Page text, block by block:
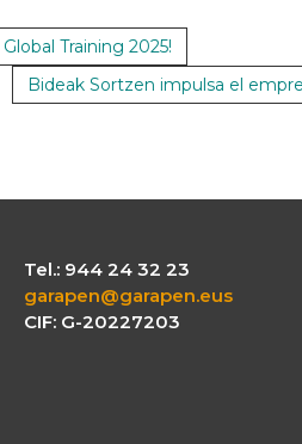
Training 2025!
Bideak Sortzen impulsa el
Tel.: 944 24 32 23
garapen@garapen.eus
CIF: G-20227203